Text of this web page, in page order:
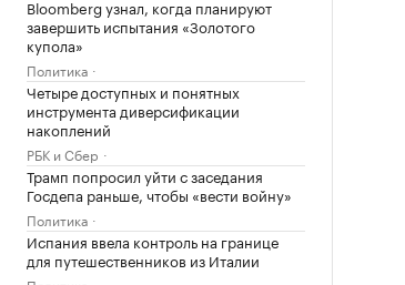
Bloomberg узнал, когда планируют
завершить испытания «Золотого
купола»
Политика
Четыре доступных и понятных
инструмента диверсификации
накоплений
РБК и Сбер
Трамп попросил уйти с заседания
Госдепа раньше, чтобы «вести войну»
Политика
Испания ввела контроль на границе
для путешественников из Италии